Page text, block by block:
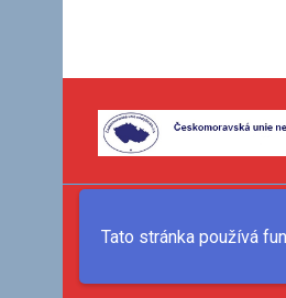
Tato stránka používá